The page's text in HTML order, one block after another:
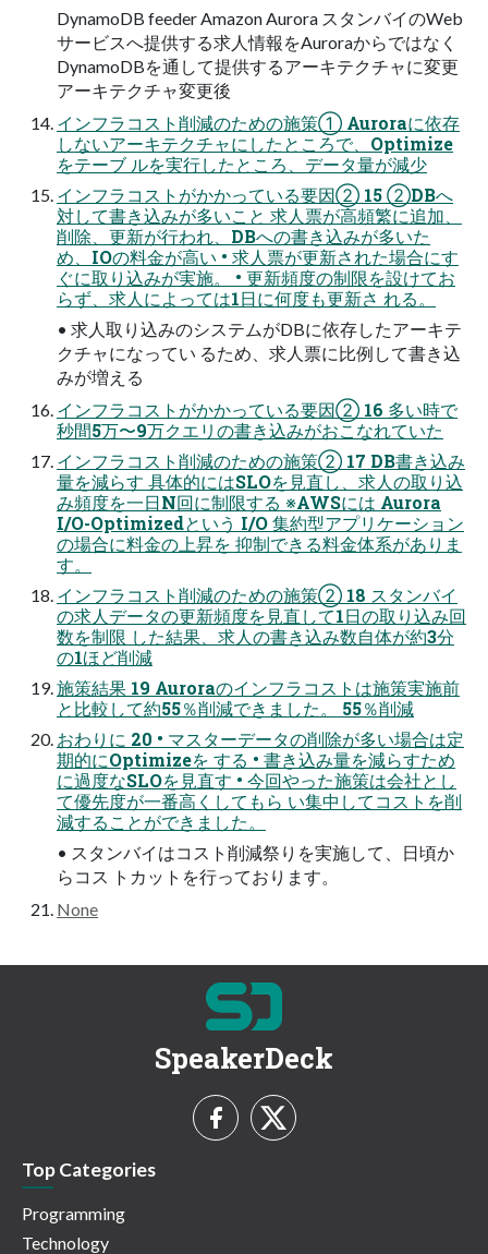
DynamoDB feeder Amazon Aurora スタンバイのWeb
サービスへ提供する求人情報をAuroraからではなく
DynamoDBを通して提供するアーキテクチャに変更
アーキテクチャ変更後
インフラコスト削減のための施策① Auroraに依存
しないアーキテクチャにしたところで、Optimize
をテーブ ルを実行したところ、データ量が減少
インフラコストがかかっている要因② 15 ②DBへ
対して書き込みが多いこと 求人票が高頻繁に追加、
削除、更新が行われ、DBへの書き込みが多いた
め、IOの料金が高い • 求人票が更新された場合にす
ぐに取り込みが実施。 • 更新頻度の制限を設けてお
らず、求人によっては1日に何度も更新さ れる。
• 求人取り込みのシステムがDBに依存したアーキテ
クチャになってい るため、求人票に比例して書き込
みが増える
インフラコストがかかっている要因② 16 多い時で
秒間5万〜9万クエリの書き込みがおこなれていた
インフラコスト削減のための施策② 17 DB書き込み
量を減らす 具体的にはSLOを見直し、求人の取り込
み頻度を一日N回に制限する ※AWSには Aurora
I/O-Optimizedという I/O 集約型アプリケーション
の場合に料金の上昇を 抑制できる料金体系がありま
す。
インフラコスト削減のための施策② 18 スタンバイ
の求人データの更新頻度を見直して1日の取り込み回
数を制限 した結果、求人の書き込み数自体が約3分
の1ほど削減
施策結果 19 Auroraのインフラコストは施策実施前
と比較して約55％削減できました。 55％削減
おわりに 20 • マスターデータの削除が多い場合は定
期的にOptimizeを する • 書き込み量を減らすため
に過度なSLOを見直す • 今回やった施策は会社とし
て優先度が一番高くしてもら い集中してコストを削
減することができました。
• スタンバイはコスト削減祭りを実施して、日頃か
らコス トカットを行っております。
None
SpeakerDeck
Top Categories
Programming
Technology